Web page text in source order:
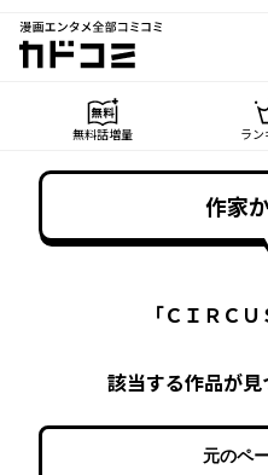
漫画エンタメ全部コミコミ
カドコミ
無料話増量 ラ
作家
「ＣＩＲＣＵ
該当する作品が
元のペ